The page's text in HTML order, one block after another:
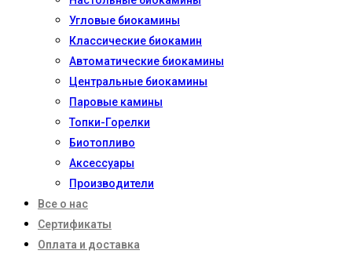
Угловые биокамины
Классические биокамин
Автоматические биокамины
Центральные биокамины
Паровые камины
Топки-Горелки
Биотопливо
Аксессуары
Производители
Все о нас
Сертификаты
Оплата и доставка